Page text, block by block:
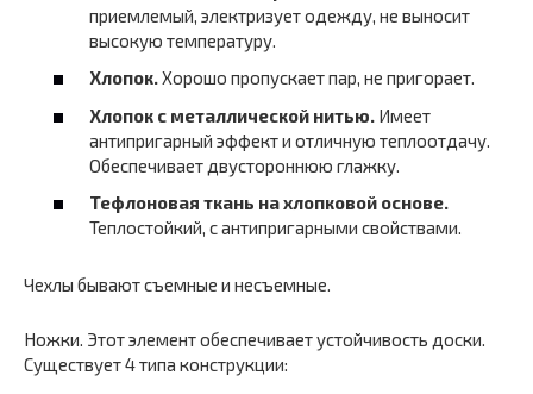
приемлемый, электризует одежду, не выносит
высокую температуру.
Хлопок.Хорошо пропускает пар, не пригорает.
Хлопок с металлической нитью. Имеет
антипригарный эффект и отличную теплоотдачу.
Обеспечивает двустороннюю глажку.
Тефлоновая ткань на хлопковой основе.
Теплостойкий, с антипригарными свойствами.
Чехлы бывают съемные и несъемные.
Ножки. Этот элемент обеспечивает устойчивость доски.
Существует 4 типа конструкции: